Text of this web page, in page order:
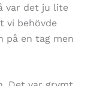
var det ju lite
vi behövde
på en tag men